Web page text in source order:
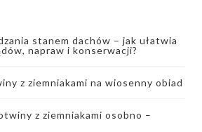
stanem dachów – jak ułatwia
napraw i konserwacji?
z ziemniakami na wiosenny obiad
z ziemniakami osobno –